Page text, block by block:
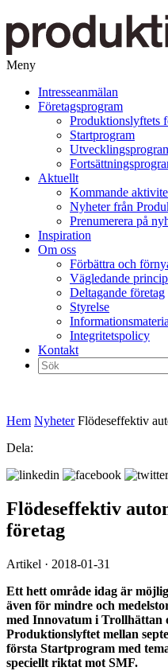
Meny
vidare
Intresseanmälan
Företagsprogram
Produktionslyftets
Startprogram
Aktuellt
Kommande
Nyheter från
Prenumerera på
Inspiration
Om oss
Förbättra och
Vägledande
Deltagande företag
Styrelse
Integritetspolicy
Kontakt
Sök
efter:
Hem Nyheter Flödeseffektiv
Dela:
Flödeseffektiv
företag
Artikel · 2018-01-31
Ett hett område idag är
även för mindre och
med Innovatum i Trollhättan
Produktionslyftet mellan
första Startprogram med
speciellt riktat mot SMF.